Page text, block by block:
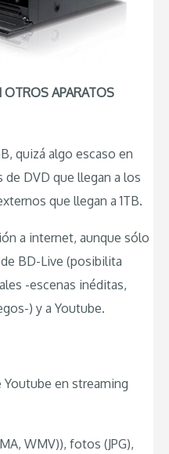
APARATOS
quizá algo escaso en
DVD que llegan a los
que llegan a 1TB.
a internet, aunque sólo
BD-Live (posibilita
-escenas inéditas,
) y a Youtube.
en streaming
WMV)), fotos (JPG),